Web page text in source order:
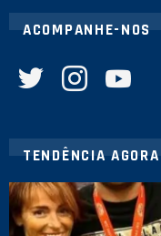
ACOMPANHE-NOS
TENDÊNCIA AGORA